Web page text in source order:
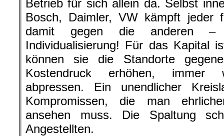
Betrieb für sich allein da. Selbst
Bosch, Daimler, VW kämpft jeder
damit gegen die anderen –
Individualisierung! Für das Kapital
können sie die Standorte
Kostendruck erhöhen, immer
abpressen. Ein unendlicher
Kompromissen, die man
ansehen muss. Die Spaltung
Angestellten.